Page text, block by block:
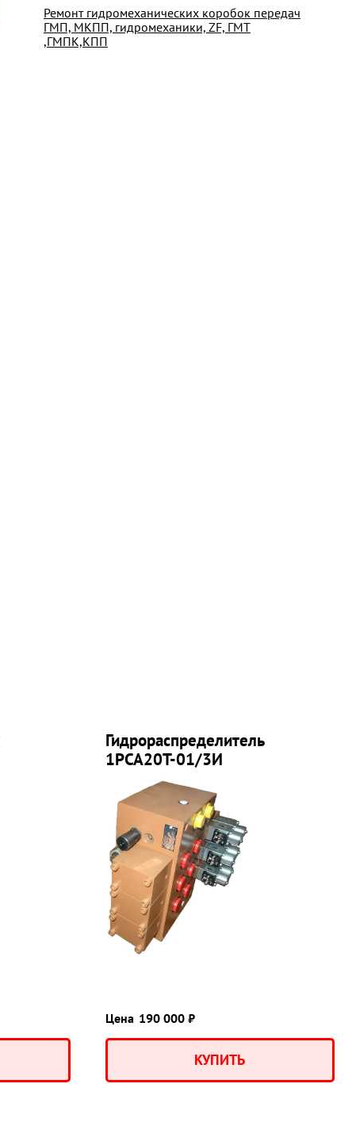
Ремонт гидромеханических коробок передач
ГМП, МКПП, гидромеханики, ZF, ГМТ
,ГМПК,КПП
Гидрораспределитель
1РСА20Т-01/3И
Цена 190 000 ₽
КУПИТЬ